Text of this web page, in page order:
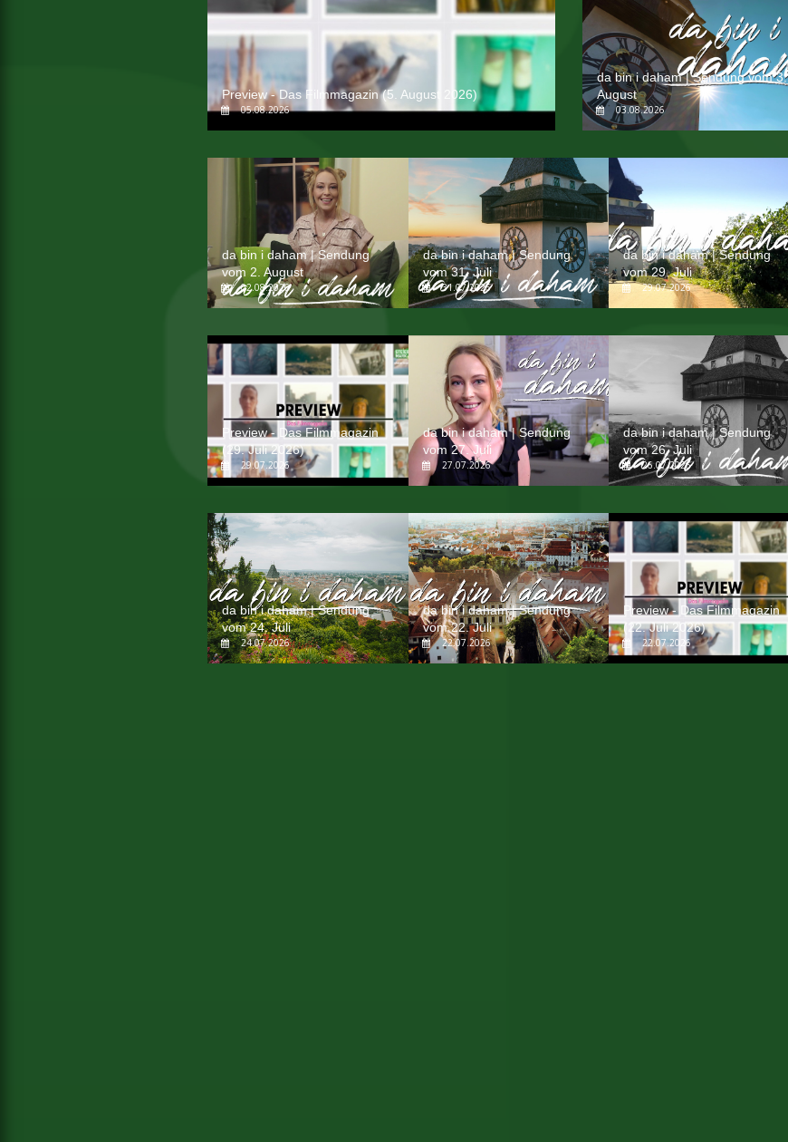
Preview - Das Filmmagazin (5. August 2026)
05.08.2026
da bin i daham | Sendung vom 3.
August
03.08.2026
da bin i daham | Sendung
vom 2. August
02.08.2026
da bin i daham | Sendung
vom 31. Juli
31.07.2026
da bin i daham | Sendung
vom 29. Juli
29.07.2026
Preview - Das Filmmagazin
(29. Juli 2026)
29.07.2026
da bin i daham | Sendung
vom 27. Juli
27.07.2026
da bin i daham | Sendung
vom 26. Juli
26.07.2026
da bin i daham | Sendung
vom 24. Juli
24.07.2026
da bin i daham | Sendung
vom 22. Juli
22.07.2026
Preview - Das Filmmagazin
(22. Juli 2026)
22.07.2026